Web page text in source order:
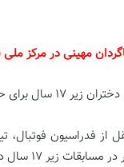
مهینی در مرکز ملی
تمرینات تیم
چمن مصنوعی مرکز ملی فوتبال برگزار کرد.